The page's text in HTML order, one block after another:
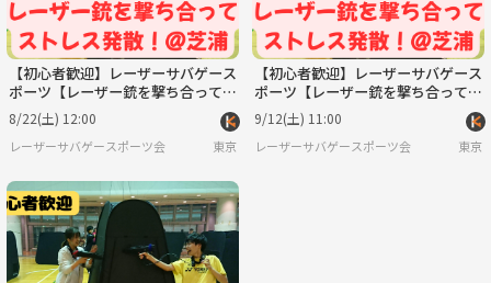
【初心者歓迎】レーザーサバゲース
ポーツ【レーザー銃を撃ち合ってス
トレス発散】
8/22(土) 12:00
レーザーサバゲースポーツ会 東京
【初心者歓迎】レーザーサバゲース
ポーツ【レーザー銃を撃ち合ってス
トレス発散】
9/12(土) 11:00
レーザーサバゲースポーツ会 東京